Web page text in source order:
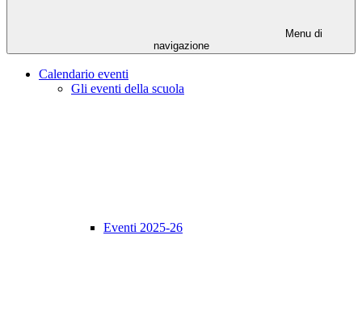
Menu di
navigazione
Calendario eventi
Gli eventi della scuola
Eventi 2025-26